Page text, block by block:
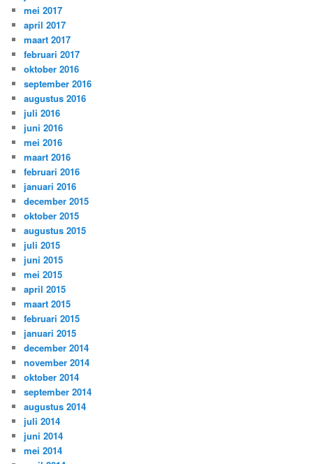
mei 2017
april 2017
maart 2017
februari 2017
oktober 2016
september 2016
augustus 2016
juli 2016
juni 2016
mei 2016
maart 2016
februari 2016
januari 2016
december 2015
oktober 2015
augustus 2015
juli 2015
juni 2015
mei 2015
april 2015
maart 2015
februari 2015
januari 2015
december 2014
november 2014
oktober 2014
september 2014
augustus 2014
juli 2014
juni 2014
mei 2014